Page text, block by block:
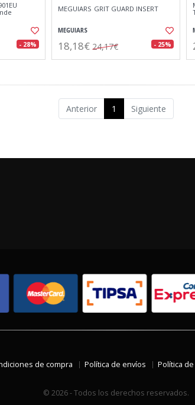
- 28%
MEGUIARS GRIT GUARD INSERT
MEGUIARS
18,18€ 24,17€ - 25%
Anterior 1 Siguiente
de compra Política de envíos Política
© 2026 - Todos los derechos reservados.